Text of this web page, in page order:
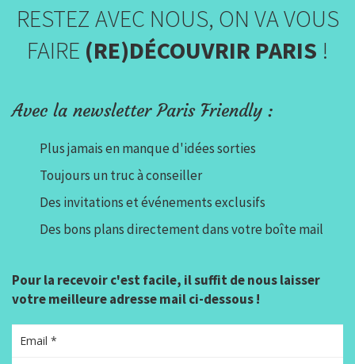
RESTEZ AVEC NOUS, ON VA VOUS
FAIRE (RE)DÉCOUVRIR PARIS !
Avec la newsletter Paris Friendly :
Plus jamais en manque d'idées sorties
Toujours un truc à conseiller
Des invitations et événements exclusifs
Des bons plans directement dans votre boîte mail
Pour la recevoir c'est facile, il suffit de nous laisser
votre meilleure adresse mail ci-dessous !